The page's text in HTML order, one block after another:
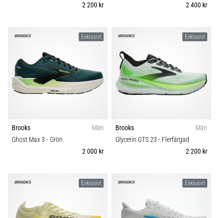
2 200 kr
2 400 kr
Exklusivt
Brooks
Män
Ghost Max 3 - Grön
2 000 kr
Exklusivt
Brooks
Män
Glycerin GTS 23 - Flerfärgad
2 200 kr
Exklusivt Exklusivt